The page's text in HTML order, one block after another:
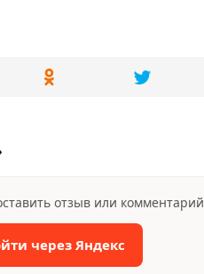
отзыв или комментарий
через Яндекс